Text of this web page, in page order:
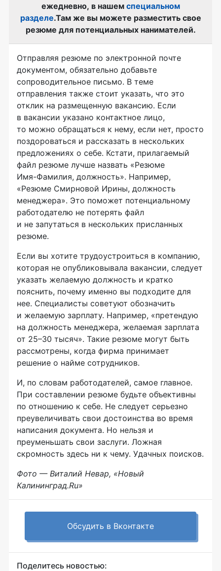
ежедневно, в нашем специальном
разделе.Там же вы можете разместить свое
резюме для потенциальных нанимателей.
Отправляя резюме по электронной почте
документом, обязательно добавьте
сопроводительное письмо. В теме
отправления также стоит указать, что это
отклик на размещенную вакансию. Если
в вакансии указано контактное лицо,
то можно обращаться к нему, если нет, просто
поздороваться и рассказать в нескольких
предложениях о себе. Кстати, прилагаемый
файл резюме лучше назвать «Резюме
Имя-Фамилия, должность». Например,
«Резюме Смирновой Ирины, должность
менеджера». Это поможет потенциальному
работодателю не потерять файл
и не запутаться в нескольких присланных
резюме.
Если вы хотите трудоустроиться в компанию,
которая не опубликовывала вакансии, следует
указать желаемую должность и кратко
пояснить, почему именно вы подходите для
нее. Специалисты советуют обозначить
и желаемую зарплату. Например, «претендую
на должность менеджера, желаемая зарплата
от 25–30 тысяч». Такие резюме могут быть
рассмотрены, когда фирма принимает
решение о найме сотрудников.
И, по словам работодателей, самое главное.
При составлении резюме будьте объективны
по отношению к себе. Не следует серьезно
преувеличивать свои достоинства во время
написания документа. Но нельзя и
преуменьшать свои заслуги. Ложная
скромность здесь ни к чему. Удачных поисков.
Фото — Виталий Невар, «Новый
Калининград.Ru»
Обсудить в Вконтакте
Поделитесь новостью: